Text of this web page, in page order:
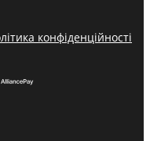
конфіденційності